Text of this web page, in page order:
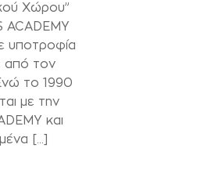
Χώρου”
ACADEMY
υποτροφία
από τον
το 1990
με την
και
[…]